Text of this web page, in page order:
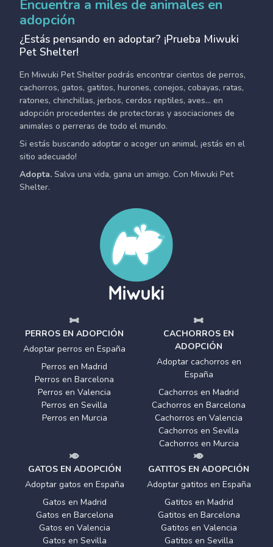
Encuentra a miles de animales en
adopción
¿Estás pensando en adoptar? ¡Prueba Miwuki
Pet Shelter!
En Miwuki Pet Shelter podrás encontrar cientos de perros,
cachorros, gatos, gatitos, hurones, conejos, cobayas, ratas,
ratones, chinchillas, jerbos, cerdos reptiles, aves... en
adopción procedentes de protectoras y asociaciones de
animales o perreras de todo el mundo.
Si estás buscando adoptar o acoger un animal, ¡estás en el
sitio adecuado!
Adopta. Salva una vida, gana un amigo. Con Miwuki Pet
Shelter.
PERROS EN ADOPCIÓN
Adoptar perros en España
Perros en Madrid
Perros en Barcelona
Perros en Valencia
Perros en Sevilla
Perros en Murcia
CACHORROS EN
ADOPCIÓN
Adoptar cachorros en
España
Cachorros en Madrid
Cachorros en Barcelona
Cachorros en Valencia
Cachorros en Sevilla
Cachorros en Murcia
GATOS EN ADOPCIÓN
Adoptar gatos en España
Gatos en Madrid
Gatos en Barcelona
Gatos en Valencia
Gatos en Sevilla
GATITOS EN ADOPCIÓN
Adoptar gatitos en España
Gatitos en Madrid
Gatitos en Barcelona
Gatitos en Valencia
Gatitos en Sevilla